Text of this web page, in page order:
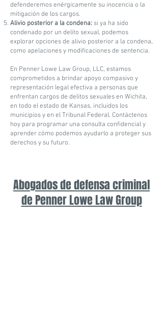
defenderemos enérgicamente su inocencia o la
mitigación de los cargos.
Alivio posterior a la condena: si ya ha sido
condenado por un delito sexual, podemos
explorar opciones de alivio posterior a la condena,
como apelaciones y modificaciones de sentencia.
En Penner Lowe Law Group, LLC, estamos
comprometidos a brindar apoyo compasivo y
representación legal efectiva a personas que
enfrentan cargos de delitos sexuales en Wichita,
en todo el estado de Kansas, incluidos los
municipios y en el Tribunal Federal. Contáctenos
hoy para programar una consulta confidencial y
aprender cómo podemos ayudarlo a proteger sus
derechos y su futuro.
Abogados de defensa criminal
de Penner Lowe Law Group